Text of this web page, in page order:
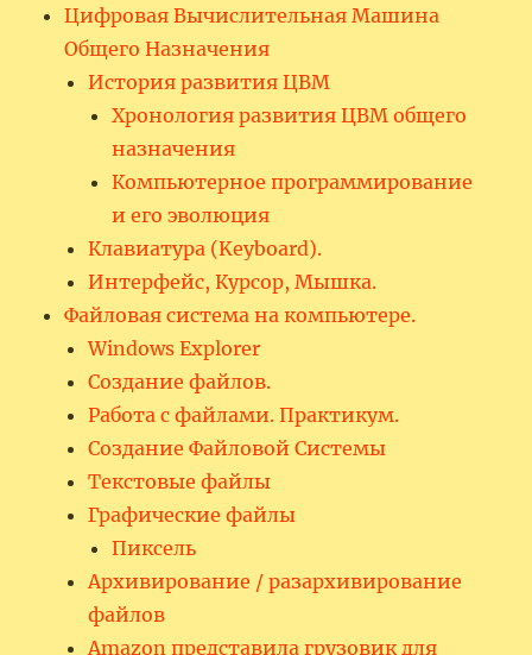
Цифровая Вычислительная Машина
Общего Назначения
История развития ЦВМ
Хронология развития ЦВМ общего
назначения
Компьютерное программирование
и его эволюция
Клавиатура (Keyboard).
Интерфейс, Курсор, Мышка.
Файловая система на компьютере.
Windows Explorer
Создание файлов.
Работа с файлами. Практикум.
Создание Файловой Системы
Текстовые файлы
Графические файлы
Пиксель
Архивирование / разархивирование
файлов
Amazon представила грузовик для